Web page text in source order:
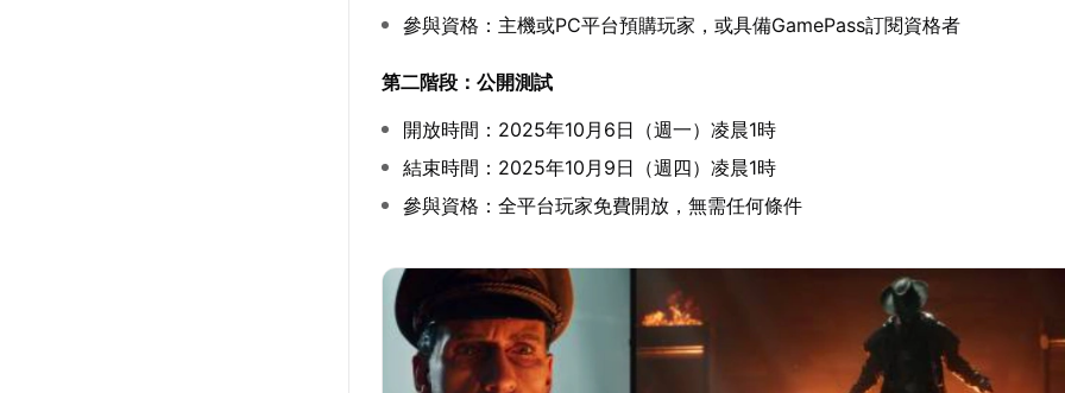
參與資格：主機或PC平台預購玩家，或具備GamePass訂閱資格者
第二階段：公開測試
開放時間：2025年10月6日（週一）凌晨1時
結束時間：2025年10月9日（週四）凌晨1時
參與資格：全平台玩家免費開放，無需任何條件